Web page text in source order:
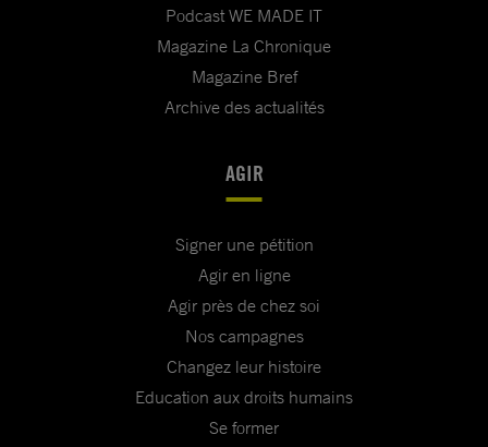
Podcast WE MADE IT
Magazine La Chronique
Magazine Bref
Archive des actualités
AGIR
Signer une pétition
Agir en ligne
Agir près de chez soi
Nos campagnes
Changez leur histoire
Education aux droits humains
Se former